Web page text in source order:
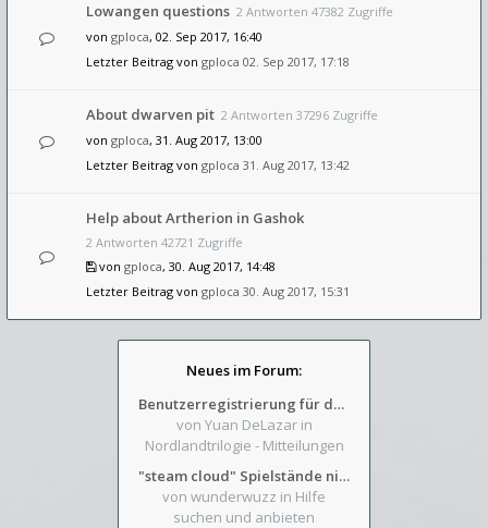
Lowangen questions 2 Antworten 47382 Zugriffe
von gploca, 02. Sep 2017, 16:40
Letzter Beitrag von gploca 02. Sep 2017, 17:18
About dwarven pit 2 Antworten 37296 Zugriffe
von gploca, 31. Aug 2017, 13:00
Letzter Beitrag von gploca 31. Aug 2017, 13:42
Help about Artherion in Gashok
2 Antworten 42721 Zugriffe
von gploca, 30. Aug 2017, 14:48
Letzter Beitrag von gploca 30. Aug 2017, 15:31
Neues im Forum:
Benutzerregistrierung für das SchickHD-/SchweifHD-Forum gesperrt
von Yuan DeLazar in
Nordlandtrilogie - Mitteilungen
"steam cloud" Spielstände nicht verfügbar
von wunderwuzz in Hilfe
suchen und anbieten